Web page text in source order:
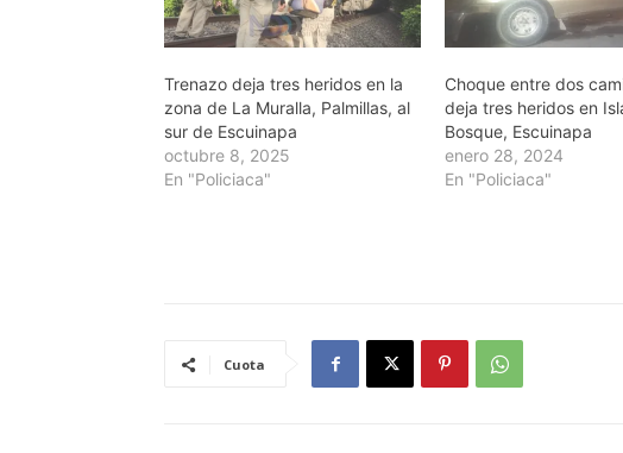
Trenazo deja tres heridos en la
zona de La Muralla, Palmillas, al
sur de Escuinapa
octubre 8, 2025
En "Policiaca"
Choque entre dos
deja tres heridos en
Bosque, Escuinapa
enero 28, 2024
En "Policiaca"
Cuota